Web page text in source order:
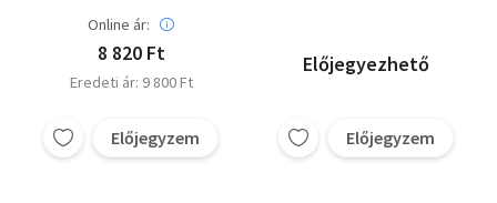
SZEREPLŐIVEL
Online ár:
8 820 Ft
Eredeti ár: 9 800 Ft
Előjegyzem
Előjegyezhető
Előjegyzem